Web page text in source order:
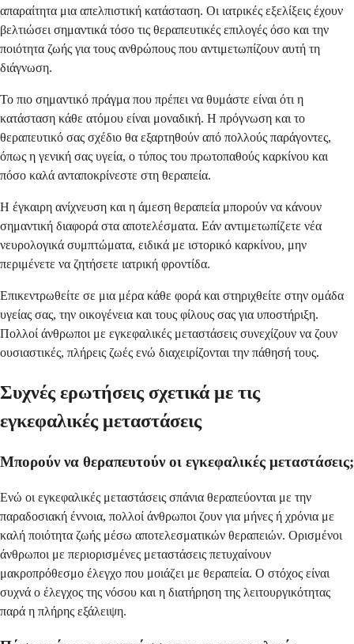
απαραίτητα μια απελπιστική κατάσταση. Οι ιατρικές εξελίξεις έχουν
βελτιώσει σημαντικά τόσο τις θεραπευτικές επιλογές όσο και την
ποιότητα ζωής για τους ανθρώπους που αντιμετωπίζουν αυτή τη
διάγνωση.
Το πιο σημαντικό πράγμα που πρέπει να θυμάστε είναι ότι η
κατάσταση κάθε ατόμου είναι μοναδική. Η πρόγνωση και το
θεραπευτικό σας σχέδιο θα εξαρτηθούν από πολλούς παράγοντες,
όπως η γενική σας υγεία, ο τύπος του πρωτοπαθούς καρκίνου και
πόσο καλά ανταποκρίνεστε στη θεραπεία.
Η έγκαιρη ανίχνευση και η άμεση θεραπεία μπορούν να κάνουν
σημαντική διαφορά στα αποτελέσματα. Εάν αντιμετωπίζετε νέα
νευρολογικά συμπτώματα, ειδικά με ιστορικό καρκίνου, μην
περιμένετε να ζητήσετε ιατρική φροντίδα.
Επικεντρωθείτε σε μια μέρα κάθε φορά και στηριχθείτε στην ομάδα
υγείας σας, την οικογένεια και τους φίλους σας για υποστήριξη.
Πολλοί άνθρωποι με εγκεφαλικές μεταστάσεις συνεχίζουν να ζουν
ουσιαστικές, πλήρεις ζωές ενώ διαχειρίζονται την πάθησή τους.
Συχνές ερωτήσεις σχετικά με τις
εγκεφαλικές μεταστάσεις
Μπορούν να θεραπευτούν οι εγκεφαλικές μεταστάσεις;
Ενώ οι εγκεφαλικές μεταστάσεις σπάνια θεραπεύονται με την
παραδοσιακή έννοια, πολλοί άνθρωποι ζουν για μήνες ή χρόνια με
καλή ποιότητα ζωής μέσω αποτελεσματικών θεραπειών. Ορισμένοι
άνθρωποι με περιορισμένες μεταστάσεις πετυχαίνουν
μακροπρόθεσμο έλεγχο που μοιάζει με θεραπεία. Ο στόχος είναι
συχνά ο έλεγχος της νόσου και η διατήρηση της λειτουργικότητας
παρά η πλήρης εξάλειψη.